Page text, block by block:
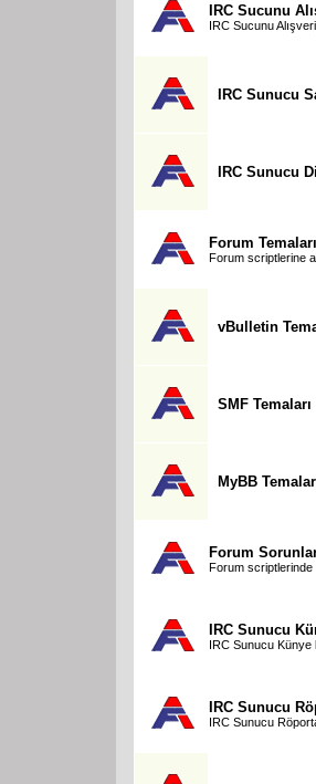
IRC Sucunu
IRC Sucunu
IRC Sunucu
IRC Sunucu
Forum Temaları
Forum scriptlerine
vBulletin
SMF Temaları
MyBB
Forum
Forum scriptlerinde
IRC Sunucu
IRC Sunucu Künye
IRC Sunucu
IRC Sunucu